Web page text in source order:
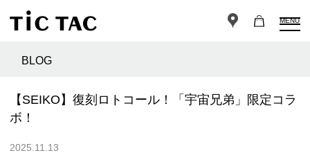
MENU
BLOG
【SEIKO】復刻ロトコール！「宇宙兄弟」限定コラ
ボ！
2025.11.13